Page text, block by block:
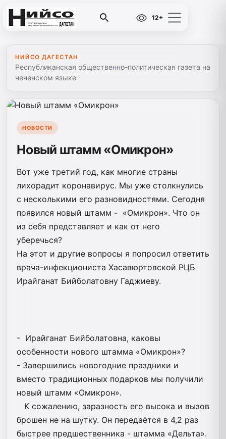
12+
НИЙСО ДАГЕСТАН
Республиканская общественно-политическая газета на
чеченском языке
НОВОСТИ
Новый штамм «Омикрон»
Вот уже третий год, как многие страны
лихорадит коронавирус. Мы уже столкнулись
с несколькими его разновидностями. Сегодня
появился новый штамм - «Омикрон». Что он
из себя представляет и как от него
уберечься?
На этот и другие вопросы я попросил ответить
врача-инфекциониста Хасавюртовской РЦБ
Ирайганат Бийболатовну Гаджиеву.
- Ирайганат Бийболатовна, каковы
особенности нового штамма «Омикрон»?
- Завершились новогодние праздники и
вместо традиционных подарков мы получили
новый штамм «Омикрон».
К сожалению, заразность его высока и вызов
брошен не на шутку. Он передаётся в 4,2 раз
быстрее предшественника - штамма «Дельта».